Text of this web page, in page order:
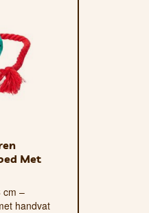
stop
de
Met
cm –
handvat